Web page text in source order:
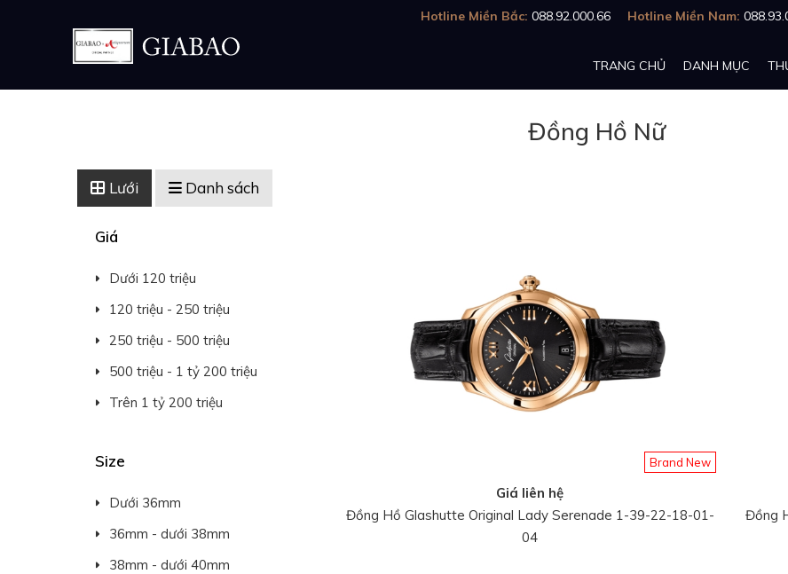
Hotline Miền Bắc: 088.92.000.66 Hotline Miền Nam:
TRANG CHỦ DANH MỤC
Đồng Hồ Nữ
Lưới Danh sách
Giá
Dưới 120 triệu
120 triệu - 250 triệu
250 triệu - 500 triệu
500 triệu - 1 tỷ 200 triệu
Trên 1 tỷ 200 triệu
Size
Dưới 36mm
36mm - dưới 38mm
38mm - dưới 40mm
Brand New
Giá liên hệ
Đồng Hồ Glashutte Original Lady Serenade 1-39-22-18-01-
04
Đồng